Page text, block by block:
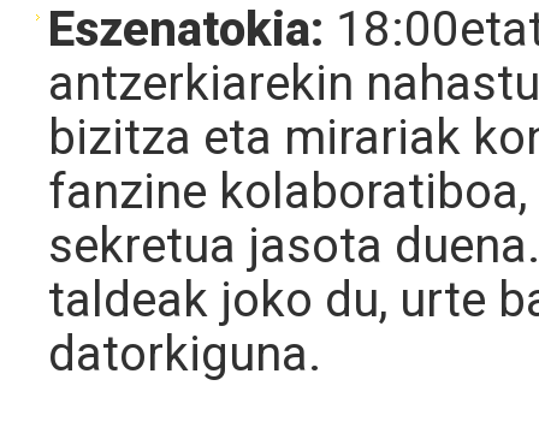
Eszenatokia:
antzerkiarekin
bizitza eta mirariak
fanzine
sekretua jasota
taldeak joko du, urte
datorkiguna.